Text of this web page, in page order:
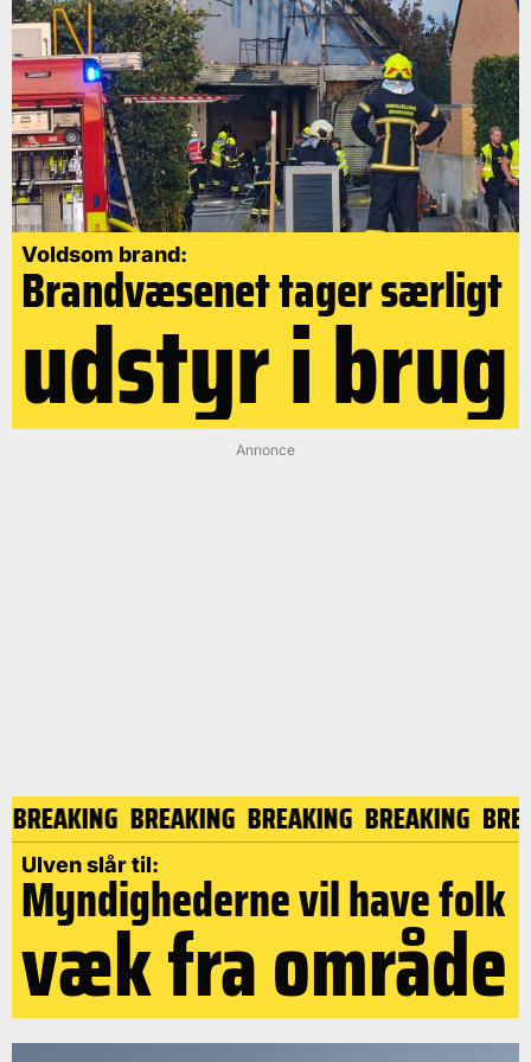
Voldsom brand:
Brandvæsenet tager særligt
udstyr i brug
Annonce
BREAKING BREAKING BREAKING BREAKING
Ulven slår til:
Myndighederne vil have folk
væk fra område